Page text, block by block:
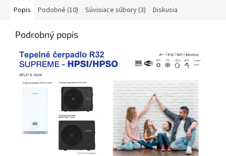
Popis Podobné (10) Súvisiace súbory (3) Diskusia
Podrobný popis